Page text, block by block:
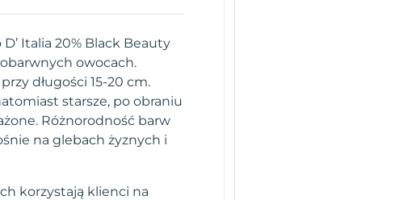
Italia 20% Black Beauty
owocach.
długości 15-20 cm.
starsze, po obraniu
Różnorodność barw
na glebach żyznych i
korzystają klienci na